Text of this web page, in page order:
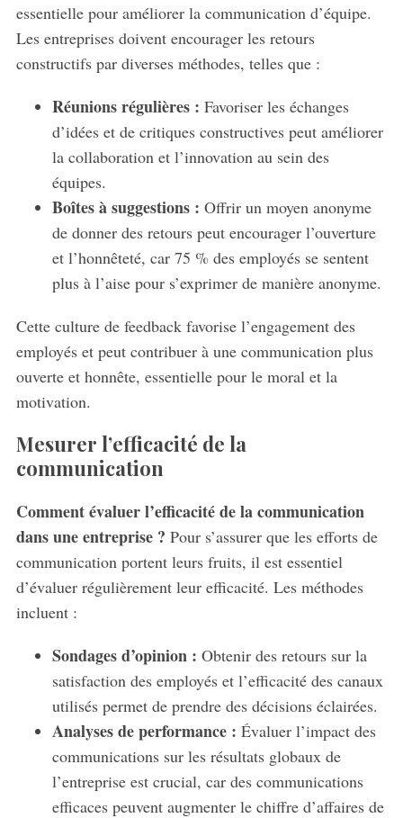
essentielle pour améliorer la communication d’équipe.
Les entreprises doivent encourager les retours
constructifs par diverses méthodes, telles que :
Réunions régulières : Favoriser les échanges
d’idées et de critiques constructives peut améliorer
la collaboration et l’innovation au sein des
équipes.
Boîtes à suggestions : Offrir un moyen anonyme
de donner des retours peut encourager l’ouverture
et l’honnêteté, car 75 % des employés se sentent
plus à l’aise pour s’exprimer de manière anonyme.
Cette culture de feedback favorise l’engagement des
employés et peut contribuer à une communication plus
ouverte et honnête, essentielle pour le moral et la
motivation.
Mesurer l’efficacité de la
communication
Comment évaluer l’efficacité de la communication
dans une entreprise ? Pour s’assurer que les efforts de
communication portent leurs fruits, il est essentiel
d’évaluer régulièrement leur efficacité. Les méthodes
incluent :
Sondages d’opinion : Obtenir des retours sur la
satisfaction des employés et l’efficacité des canaux
utilisés permet de prendre des décisions éclairées.
Analyses de performance : Évaluer l’impact des
communications sur les résultats globaux de
l’entreprise est crucial, car des communications
efficaces peuvent augmenter le chiffre d’affaires de